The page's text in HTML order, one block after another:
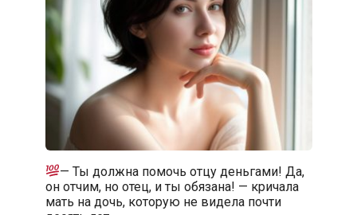
— Ты должна помочь отцу деньгами! Да,
он отчим, но отец, и ты обязана! — кричала
мать на дочь, которую не видела почти